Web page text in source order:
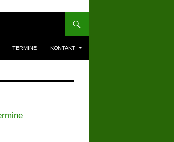
TERMINE KONTAKT